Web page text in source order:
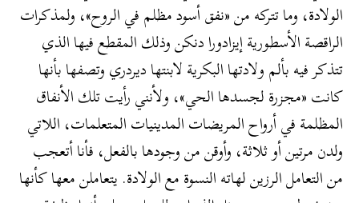
الولادة، وما تتركه من «نفق أسود مظلم في الروح»، ولمذكرات
الراقصة الأسطورية إيزادورا دنكن وذلك المقطع فيها الذي
تتذكر فيه بألم ولادتها البكرية لابنتها ديردري وتصفها بأنها
كانت «مجزرة لجسدها الحي»، ولأنني رأيت تلك الأنفاق
المظلمة في أرواح المريضات المدينيات المتعلمات، اللاتي
ولدن مرتين أو ثلاثة، وأوقن من وجودها بالفعل، فأنا أتعجب
من التعامل الرزين لهاته النسوة مع الولادة. يتعاملن معها كأنها